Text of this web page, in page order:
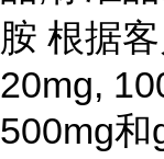
胺 根据
20mg,
500mg和